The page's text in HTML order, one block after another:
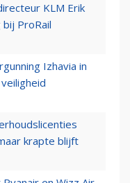
KLM Erik
bij ProRail
Izhavia in
krapte blijft